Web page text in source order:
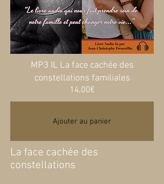
MP3 IL La face cachée des
constellations familiales
14,00€Prix
Ajouter au panier
La face cachée des
constellations